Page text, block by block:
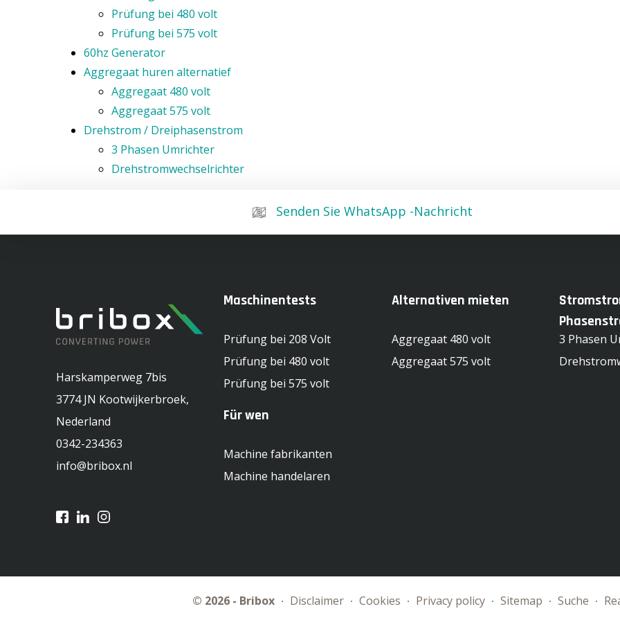
Prüfung bei 480 volt
Prüfung bei 575 volt
60hz Generator
Aggregaat huren alternatief
Aggregaat 480 volt
Aggregaat 575 volt
Drehstrom / Dreiphasenstrom
3 Phasen Umrichter
Drehstromwechselrichter
Senden Sie WhatsApp -Nachricht
Harskamperweg 7bis
3774 JN Kootwijkerbroek,
Nederland
0342-234363
info@bribox.nl
Maschinentests
Prüfung bei 208 Volt
Prüfung bei 480 volt
Prüfung bei 575 volt
Für wen
Machine fabrikanten
Machine handelaren
Alternativen mieten
Aggregaat 480 volt
Aggregaat 575 volt
3 Phasen
© 2026 - Bribox Disclaimer Cookies Privacy policy Sitemap Suche